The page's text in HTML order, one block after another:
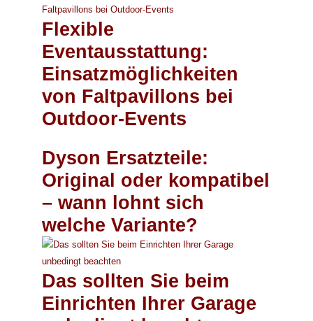
Flexible
Eventausstattung:
Einsatzmöglichkeiten
von Faltpavillons bei
Outdoor-Events
Dyson Ersatzteile:
Original oder kompatibel
– wann lohnt sich
welche Variante?
Das sollten Sie beim
Einrichten Ihrer Garage